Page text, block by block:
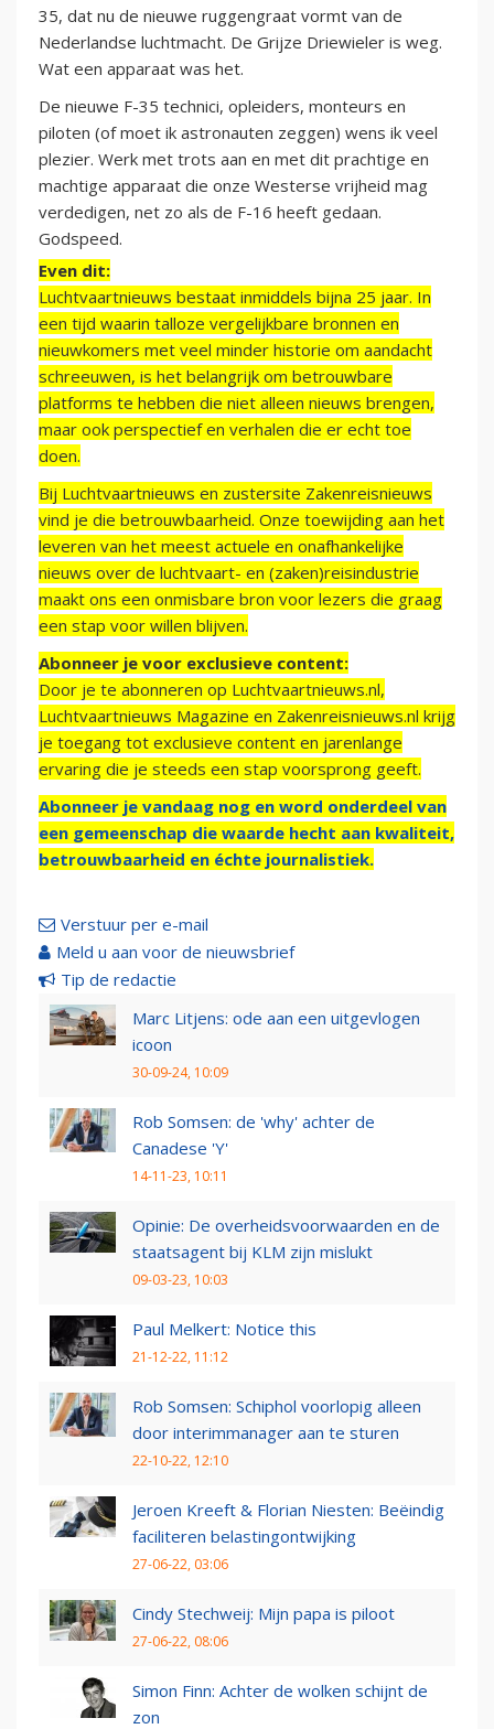
35, dat nu de nieuwe ruggengraat vormt van de
Nederlandse luchtmacht. De Grijze Driewieler is weg.
Wat een apparaat was het.
De nieuwe F-35 technici, opleiders, monteurs en
piloten (of moet ik astronauten zeggen) wens ik veel
plezier. Werk met trots aan en met dit prachtige en
machtige apparaat die onze Westerse vrijheid mag
verdedigen, net zo als de F-16 heeft gedaan.
Godspeed.
Even dit:
Luchtvaartnieuws bestaat inmiddels bijna 25 jaar. In
een tijd waarin talloze vergelijkbare bronnen en
nieuwkomers met veel minder historie om aandacht
schreeuwen, is het belangrijk om betrouwbare
platforms te hebben die niet alleen nieuws brengen,
maar ook perspectief en verhalen die er echt toe
doen.
Bij Luchtvaartnieuws en zustersite Zakenreisnieuws
vind je die betrouwbaarheid. Onze toewijding aan het
leveren van het meest actuele en onafhankelijke
nieuws over de luchtvaart- en (zaken)reisindustrie
maakt ons een onmisbare bron voor lezers die graag
een stap voor willen blijven.
Abonneer je voor exclusieve content:
Door je te abonneren op Luchtvaartnieuws.nl,
Luchtvaartnieuws Magazine en Zakenreisnieuws.nl krijg
je toegang tot exclusieve content en jarenlange
ervaring die je steeds een stap voorsprong geeft.
Abonneer je vandaag nog en word onderdeel van
een gemeenschap die waarde hecht aan kwaliteit,
betrouwbaarheid en échte journalistiek.
Verstuur per e-mail
Meld u aan voor de nieuwsbrief
Tip de redactie
Marc Litjens: ode aan een uitgevlogen
icoon
30-09-24, 10:09
Rob Somsen: de 'why' achter de
Canadese 'Y'
14-11-23, 10:11
Opinie: De overheidsvoorwaarden en de
staatsagent bij KLM zijn mislukt
09-03-23, 10:03
Paul Melkert: Notice this
21-12-22, 11:12
Rob Somsen: Schiphol voorlopig alleen
door interimmanager aan te sturen
22-10-22, 12:10
Jeroen Kreeft & Florian Niesten: Beëindig
faciliteren belastingontwijking
27-06-22, 03:06
Cindy Stechweij: Mijn papa is piloot
27-06-22, 08:06
Simon Finn: Achter de wolken schijnt de
zon